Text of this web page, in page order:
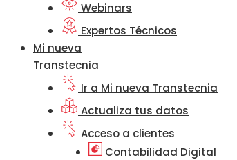
Webinars
Expertos Técnicos
Mi nueva
Transtecnia
Ir a Mi nueva Transtecnia
Actualiza tus datos
Acceso a clientes
Contabilidad Digital